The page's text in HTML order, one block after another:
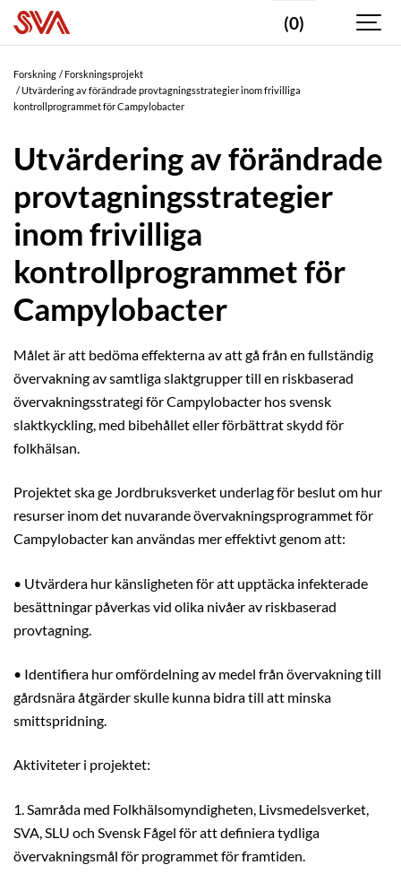
(0)
Forskning
Forskningsprojekt
Utvärdering av förändrade provtagningsstrategier inom frivilliga
kontrollprogrammet för Campylobacter
Utvärdering av förändrade
provtagningsstrategier
inom frivilliga
kontrollprogrammet för
Campylobacter
Målet är att bedöma effekterna av att gå från en fullständig
övervakning av samtliga slaktgrupper till en riskbaserad
övervakningsstrategi för Campylobacter hos svensk
slaktkyckling, med bibehållet eller förbättrat skydd för
folkhälsan.
Projektet ska ge Jordbruksverket underlag för beslut om hur
resurser inom det nuvarande övervakningsprogrammet för
Campylobacter kan användas mer effektivt genom att:
• Utvärdera hur känsligheten för att upptäcka infekterade
besättningar påverkas vid olika nivåer av riskbaserad
provtagning.
• Identifiera hur omfördelning av medel från övervakning till
gårdsnära åtgärder skulle kunna bidra till att minska
smittspridning.
Aktiviteter i projektet:
1. Samråda med Folkhälsomyndigheten, Livsmedelsverket,
SVA, SLU och Svensk Fågel för att definiera tydliga
övervakningsmål för programmet för framtiden.